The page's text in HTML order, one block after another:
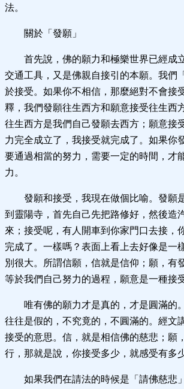
法。
關於「發願」
首先說，佛的願力和極樂世界已經成
交通工具，又是佛親自接引的本願。我們
於接受。如果你不相信，那麼絕對不會接
釋，我們發願往生西方和願意接受往生西
往生西方是我們自己發願去西方；願意接
力完全成立了，我接受就完成了。如果你
要通過相當的努力，需要一定的時間，才
力。
發願和接受，我現在做個比喻。發願
到靈陽寺，首先自己先把路修好，然後造
來；接受呢，有人開車到你家門口去接，
完成了。一樣嗎？表面上看上去好像是一
別很大。所謂信願，信就是信仰；願，有
等於我們自己努力的過程，願意是一種接
唯有佛的願力才是真的，才是圓滿的
往往是假的，不究竟的，不圓滿的。經文
接受的意思。信，就是相信佛的慈悲；願
行，那就是說，你接受多少，就感受有多
如果我們在請法的時候是「請佛慈悲